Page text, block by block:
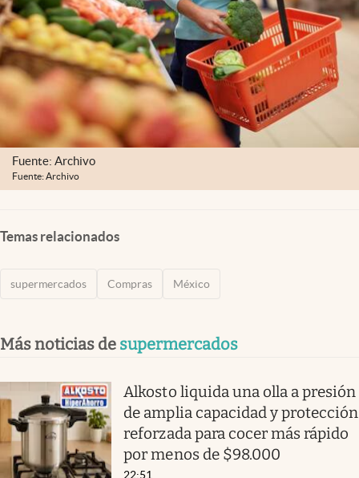
abre en nueva pestaña
México
Fuente: Archivo
Fuente: Archivo
Temas relacionados
supermercados Compras México
Más noticias de supermercados
Alkosto liquida una olla a presión
de amplia capacidad y protección
reforzada para cocer más rápido
por menos de $98.000
22:51